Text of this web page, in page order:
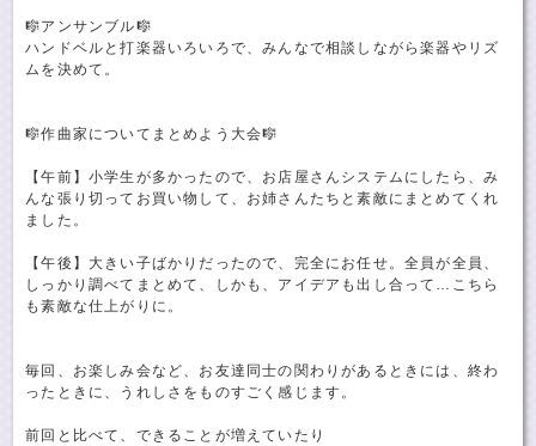
🎼アンサンブル🎼
ハンドベルと打楽器いろいろで、みんなで相談しながら楽器やリズ
ムを決めて。
🎼作曲家についてまとめよう大会🎼
【午前】小学生が多かったので、お店屋さんシステムにしたら、み
んな張り切ってお買い物して、お姉さんたちと素敵にまとめてくれ
ました。
【午後】大きい子ばかりだったので、完全にお任せ。全員が全員、
しっかり調べてまとめて、しかも、アイデアも出し合って…こちら
も素敵な仕上がりに。
毎回、お楽しみ会など、お友達同士の関わりがあるときには、終わ
ったときに、うれしさをものすごく感じます。
前回と比べて、できることが増えていたり